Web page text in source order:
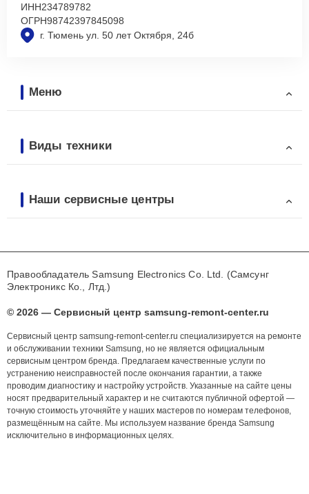
г. Тюмень ул. 50 лет Октября, 24б
ИНН234789782
ОГРН98742397845098
Меню
Виды техники
Наши сервисные центры
Правообладатель Samsung Electronics Co. Ltd. (Самсунг
Электроникс Ко., Лтд.)
© 2026 — Сервисный центр samsung-remont-center.ru
Сервисный центр samsung-remont-center.ru специализируется на ремонте
и обслуживании техники Samsung, но не является официальным
сервисным центром бренда. Предлагаем качественные услуги по
устранению неисправностей после окончания гарантии, а также
проводим диагностику и настройку устройств. Указанные на сайте цены
носят предварительный характер и не считаются публичной офертой —
точную стоимость уточняйте у наших мастеров по номерам телефонов,
размещённым на сайте. Мы используем название бренда Samsung
исключительно в информационных целях.